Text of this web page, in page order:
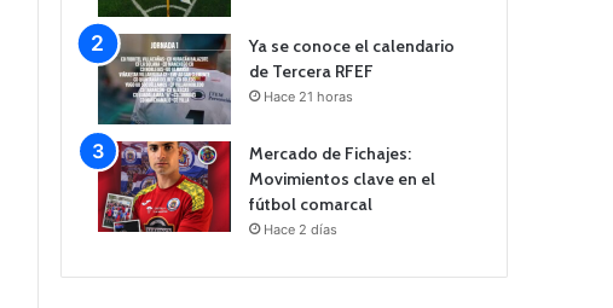
Ya se conoce el calendario
de Tercera RFEF
Hace 21 horas
Mercado de Fichajes:
Movimientos clave en el
fútbol comarcal
Hace 2 días